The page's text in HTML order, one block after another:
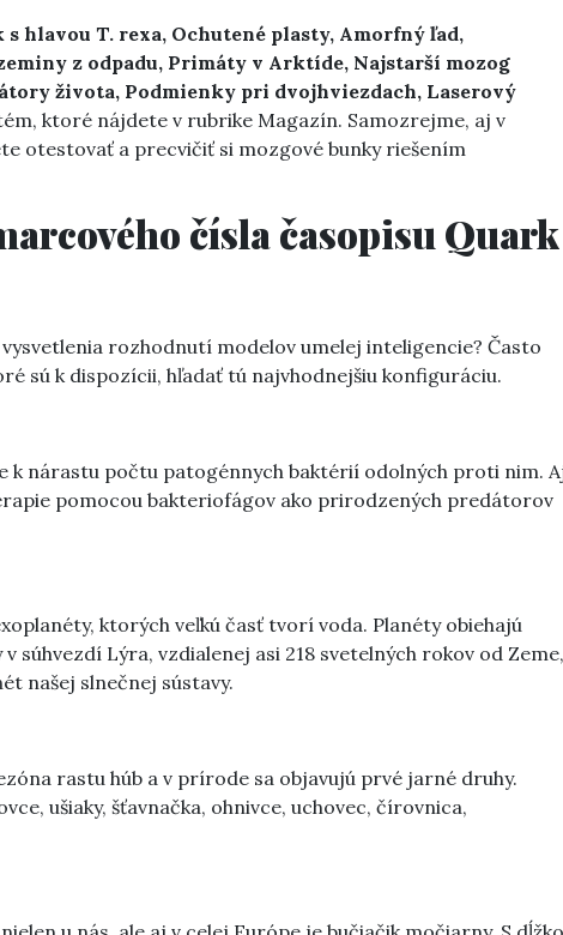
hlavou T. rexa, Ochutené plasty, Amorfný ľad,
z odpadu, Primáty v Arktíde, Najstarší mozog
života, Podmienky pri dvojhviezdach, Laserový
ktoré nájdete v rubrike Magazín. Samozrejme, aj v
otestovať a precvičiť si mozgové bunky riešením
čísla časopisu Quark
rozhodnutí modelov umelej inteligencie? Často
sú k dispozícii, hľadať tú najvhodnejšiu konfiguráciu.
k nárastu počtu patogénnych baktérií odolných proti nim.
pomocou bakteriofágov ako prirodzených predátorov
ktorých veľkú časť tvorí voda. Planéty obiehajú
súhvezdí Lýra, vzdialenej asi 218 svetelných rokov od Zeme,
našej slnečnej sústavy.
rastu húb a v prírode sa objavujú prvé jarné druhy.
ušiaky, šťavnačka, ohnivce, uchovec, čírovnica,